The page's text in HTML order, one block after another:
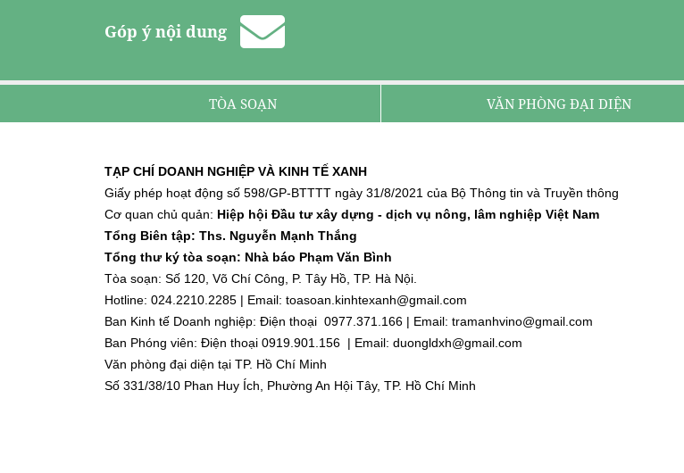
Góp ý nội dung
TÒA SOẠN VĂN PHÒNG ĐẠI DIỆN
TẠP CHÍ DOANH NGHIỆP VÀ KINH TẾ XANH
Giấy phép hoạt động số 598/GP-BTTTT ngày 31/8/2021 của Bộ Thông tin và Truyền thông
Cơ quan chủ quản: Hiệp hội Đầu tư xây dựng - dịch vụ nông, lâm nghiệp Việt Nam
Tổng Biên tập: Ths. Nguyễn Mạnh Thắng
Tổng thư ký tòa soạn: Nhà báo Phạm Văn Bình
Tòa soạn: Số 120, Võ Chí Công, P. Tây Hồ, TP. Hà Nội.
Hotline: 024.2210.2285 | Email: toasoan.kinhtexanh@gmail.com
Ban Kinh tế Doanh nghiệp: Điện thoại 0977.371.166 | Email: tramanhvino@gmail.com
Ban Phóng viên: Điện thoại 0919.901.156 | Email: duongldxh@gmail.com
Văn phòng đại diện tại TP. Hồ Chí Minh
Số 331/38/10 Phan Huy Ích, Phường An Hội Tây, TP. Hồ Chí Minh